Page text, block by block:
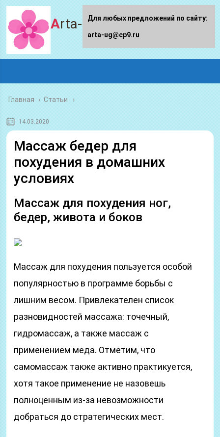
Arta-ug.ru
Главная › Статьи
14.03.2020
Массаж бедер для
похудения в домашних
условиях
Массаж для похудения ног,
бедер, живота и боков
Массаж для похудения пользуется особой
популярностью в программе борьбы с
лишним весом. Привлекателен список
разновидностей массажа: точечный,
гидромассаж, а также массаж с
применением меда. Отметим, что
самомассаж также активно практикуется,
хотя такое применение не назовешь
полноценным из-за невозможности
добраться до стратегических мест.
Для любых предложений по сайту:
arta-ug@cp9.ru